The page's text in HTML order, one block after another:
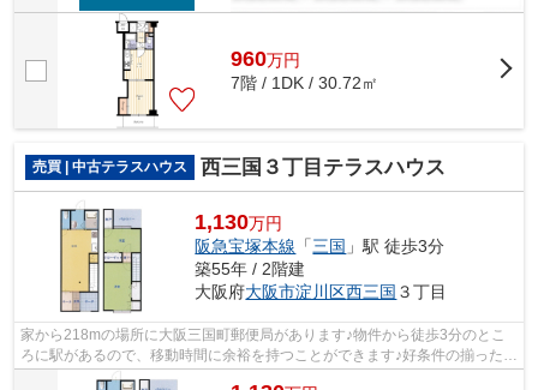
960万円
7階 / 1DK / 30.72㎡
売買 | 中古テラスハウス 西三国３丁目テラスハウス
1,130万円
阪急宝塚本線 「三国 」駅 徒歩3分
築55年 / 2階建
大阪府大阪市淀川区西三国 ３丁目
家から218mの場所に大阪三国町郵便局があります♪物件から徒歩3分のとこ
ろに駅があるので、移動時間に余裕を持つことができます♪好条件の揃った前
面道路6m以上の物件をお薦めいたします...